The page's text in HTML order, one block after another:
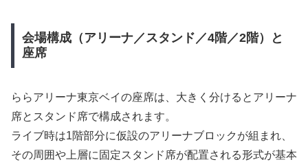
会場構成（アリーナ／スタンド／4階／2階）と
座席
ららアリーナ東京ベイの座席は、大きく分けるとアリーナ
席とスタンド席で構成されます。
ライブ時は1階部分に仮設のアリーナブロックが組まれ、
その周囲や上層に固定スタンド席が配置される形式が基本